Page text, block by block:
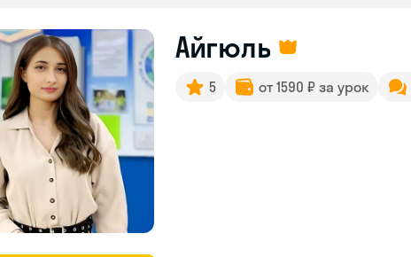
Айгюль
5 от 1590 ₽ за урок